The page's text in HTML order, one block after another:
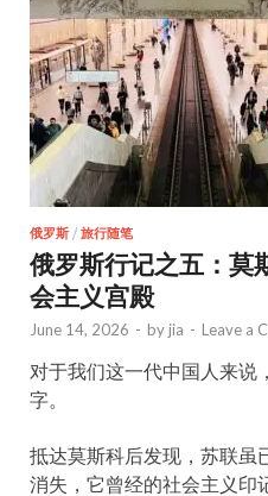
俄罗斯 / 旅行随笔
俄罗斯行记之五：
会主义宫殿
June 14, 2026 - by jia - Leave a
对于我们这一代中国人来说
字。
抵达莫斯科后发现，苏联虽
消失，它曾经的社会主义印